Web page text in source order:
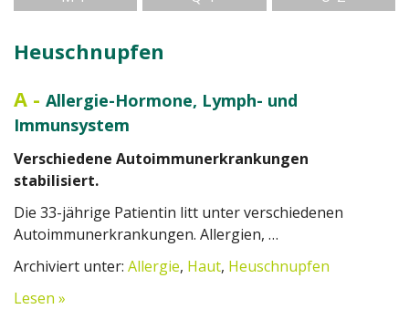
Heuschnupfen
A - Allergie-Hormone, Lymph- und
Immunsystem
Verschiedene Autoimmunerkrankungen
stabilisiert.
Die 33-jährige Patientin litt unter verschiedenen
Autoimmunerkrankungen. Allergien, …
Archiviert unter: Allergie, Haut, Heuschnupfen
Lesen »